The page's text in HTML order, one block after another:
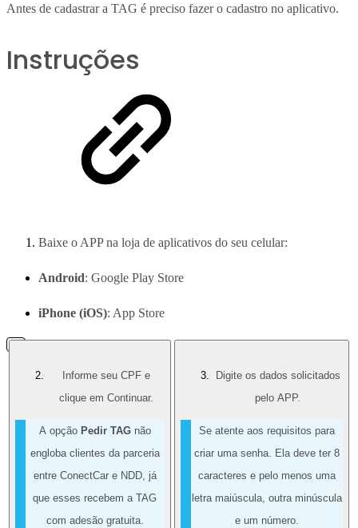
Antes de cadastrar a TAG é preciso fazer o cadastro no aplicativo.
Instruções
Baixe o APP na loja de aplicativos do seu celular:
Android: Google Play Store
iPhone (iOS): App Store
Informe seu CPF e
clique em Continuar.
A opção Pedir TAGnão
engloba clientes da parceria
entre ConectCar e NDD, já
que esses recebem a TAG
com adesão gratuita.
Digite os dados solicitados
pelo APP.
Se atente aos requisitos para
criar uma senha. Ela deve ter 8
caracteres e pelo menos uma
letra maiúscula, outra minúscula
e um número.